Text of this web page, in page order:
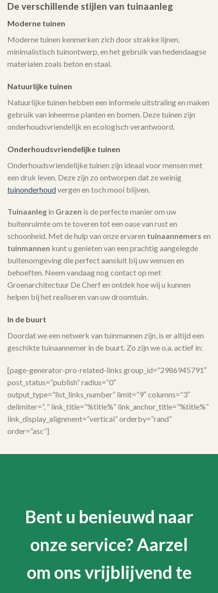
De verschillende stijlen van tuinaanleg
Moderne tuinen
Moderne tuinen kenmerken zich door strakke lijnen,
minimalistisch tuinontwerp, en het gebruik van hedendaagse
materialen zoals beton en staal.
Natuurlijke tuinen
Natuurlijke tuinen hebben een informele uitstraling en maken
gebruik van inheemse planten en bomen. Deze tuinen zijn
onderhoudsvriendelijk en ecologisch verantwoord.
Onderhoudsvriendelijke tuinen
Onderhoudsvriendelijke tuinen zijn ideaal voor mensen met
een druk leven. Deze zijn zo ontworpen dat ze weinig
tuinonderhoudvergen en toch mooi blijven.
Tuinaanleg in Grazen is de perfecte manier om uw
buitenruimte om te toveren tot een oase van rust en
schoonheid. Met de hulp van onze ervaren tuinaannemers en
tuinmannen kunt u genieten van een prachtig aangelegde
buitenomgeving die perfect aansluit bij uw wensen en
behoeften. Neem vandaag nog contact op met
Groenarchitectuur De Cherf en ontdek hoe wij u kunnen
helpen bij het realiseren van uw droomtuin.
In de buurt
Doordat we een netwerk van tuinmannen zijn, is er altijd een
geschikte tuinaannemer in de buurt. Zo zijn we o.a. actief in:
[page-generator-pro-related-links group_id=”2986945791″
post_status=”publish” radius=”0″
output_type=”list_links_number” limit=”9″ columns=”3″
delimiter=”, ” link_title=”%title%” link_anchor_title=”%title%”
link_display_alignment=”vertical” orderby=”rand”
order=”asc”]
Bent u benieuwd naar
onze service? Aarzel
om ons vrijblijvend te